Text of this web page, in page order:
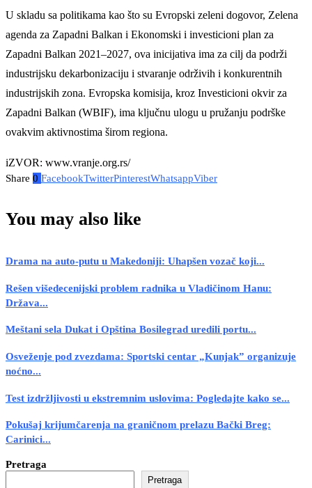
U skladu sa politikama kao što su Evropski zeleni dogovor, Zelena
agenda za Zapadni Balkan i Ekonomski i investicioni plan za
Zapadni Balkan 2021–2027, ova inicijativa ima za cilj da podrži
industrijsku dekarbonizaciju i stvaranje održivih i konkurentnih
industrijskih zona. Evropska komisija, kroz Investicioni okvir za
Zapadni Balkan (WBIF), ima ključnu ulogu u pružanju podrške
ovakvim aktivnostima širom regiona.
iZVOR: www.vranje.org.rs/
Share 0 FacebookTwitterPinterestWhatsappViber
You may also like
Drama na auto-putu u Makedoniji: Uhapšen vozač koji...
Rešen višedecenijski problem radnika u Vladičinom Hanu:
Država...
Meštani sela Dukat i Opština Bosilegrad uredili portu...
Osveženje pod zvezdama: Sportski centar „Kunjak” organizuje
noćno...
Test izdržljivosti u ekstremnim uslovima: Pogledajte kako se...
Pokušaj krijumčarenja na graničnom prelazu Bački Breg:
Carinici...
Pretraga
Pretraga